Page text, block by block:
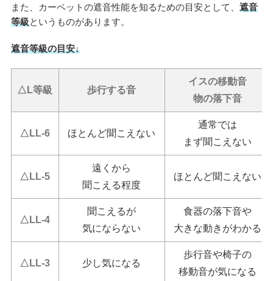
また、カーペットの遮音性能を知るための目安として、 遮音
等級というものがあります。
遮音等級の目安↓
△L等級 歩行する音
イスの移動音
物の落下音
△LL-6 ほとんど聞こえない
通常では
まず聞こえない
△LL-5
遠くから
聞こえる程度
ほとんど聞こえない
△LL-4
聞こえるが
気にならない
食器の落下音や
大きな動きがわかる
△LL-3 少し気になる
歩行音や椅子の
移動音が気になる